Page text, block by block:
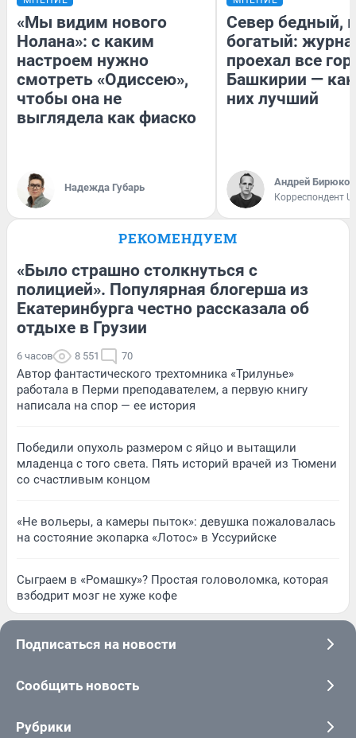
«Мы видим нового
Нолана»: с каким
настроем нужно
смотреть «Одиссею»,
чтобы она не
выглядела как фиаско
Надежда Губарь
Север бедный,
богатый:
проехал все
Башкирии —
них лучший
Андрей Бирюков
Корреспондент
РЕКОМЕНДУЕМ
«Было страшно столкнуться с
полицией». Популярная блогерша из
Екатеринбурга честно рассказала об
отдыхе в Грузии
6 часов 8 551 70
Автор фантастического трехтомника «Трилунье»
работала в Перми преподавателем, а первую книгу
написала на спор — ее история
Победили опухоль размером с яйцо и вытащили
младенца с того света. Пять историй врачей из Тюмени
со счастливым концом
«Не вольеры, а камеры пыток»: девушка пожаловалась
на состояние экопарка «Лотос» в Уссурийске
Сыграем в «Ромашку»? Простая головоломка, которая
взбодрит мозг не хуже кофе
Подписаться на новости
Сообщить новость
Рубрики